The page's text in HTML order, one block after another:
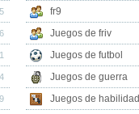
fr9
Juegos de friv
Juegos de futbol
Juegos de guerra
Juegos de habilidad